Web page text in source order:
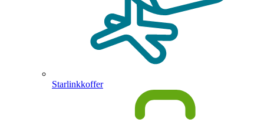
Starlinkkoffer